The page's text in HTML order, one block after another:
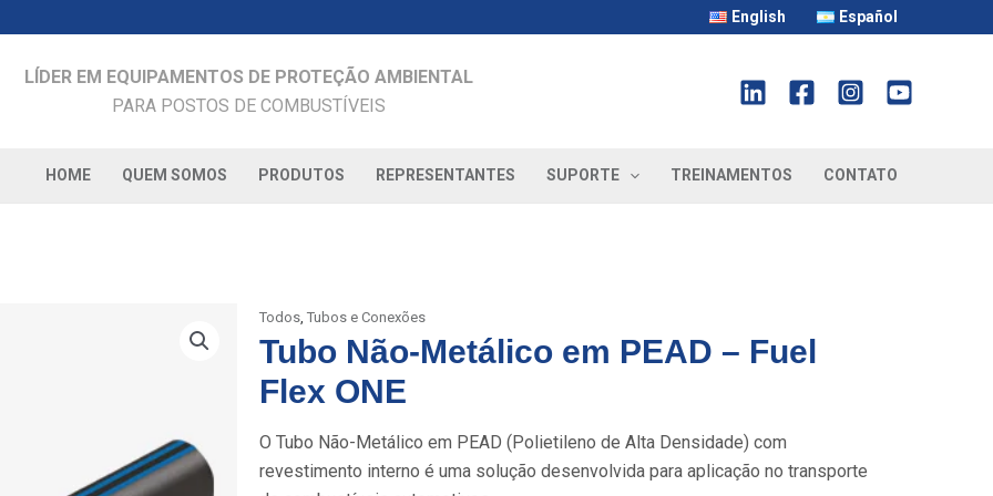
English Español
LÍDER EM EQUIPAMENTOS DE PROTEÇÃO AMBIENTAL
PARA POSTOS DE COMBUSTÍVEIS
HOME QUEM SOMOS PRODUTOS REPRESENTANTES SUPORTE TREINAMENTOS CONTATO
Todos, Tubos e Conexões
Tubo Não-Metálico em PEAD – Fuel
Flex ONE
O Tubo Não-Metálico em PEAD (Polietileno de Alta Densidade) com
revestimento interno é uma solução desenvolvida para aplicação no transporte